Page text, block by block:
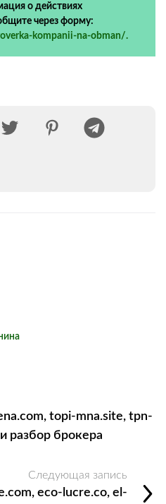
о действиях
через форму:
kompanii-na-obman/.
topi-mna.site, tpn-
разбор брокера
Следующая запись
eco-lucre.co, el-